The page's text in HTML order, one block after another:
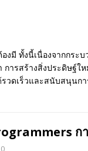
งมี ทั้งนี้เนื่องจากก
ารสร้างสิ่งประดิษฐ์
ร็วและสนับสนุนกา
ก
0